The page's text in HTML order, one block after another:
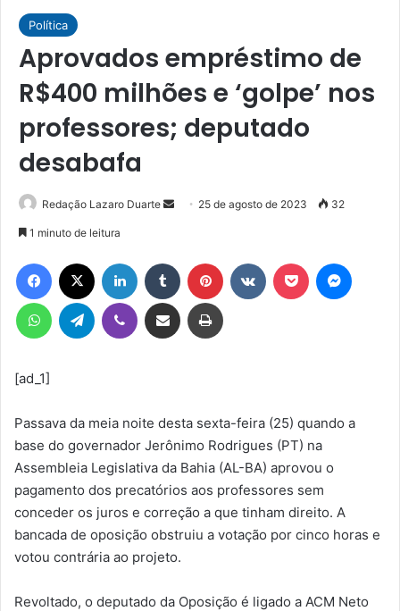
Política
Aprovados empréstimo de
R$400 milhões e ‘golpe’ nos
professores; deputado
desabafa
Redação Lazaro Duarte
Mande
mail
25 de agosto de 2023 32
1 minuto de leitura
Facebook Linkedin Tumblr Pinterest Pocket
WhatsAppTelegram Viber Compartilhar via e-mail Imprimir
[ad_1]
Passava da meia noite desta sexta-feira (25) quando a
base do governador Jerônimo Rodrigues (PT) na
Assembleia Legislativa da Bahia (AL-BA) aprovou o
pagamento dos precatórios aos professores sem
conceder os juros e correção a que tinham direito. A
bancada de oposição obstruiu a votação por cinco horas e
votou contrária ao projeto.
Revoltado, o deputado da Oposição é ligado a ACM Neto